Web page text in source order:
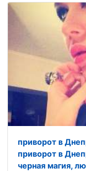
приворот в
приворот в
черная магия,